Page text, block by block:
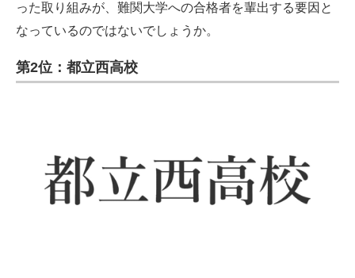
った取り組みが、難関大学への合格者を輩出する要因と
なっているのではないでしょうか。
第2位：都立西高校